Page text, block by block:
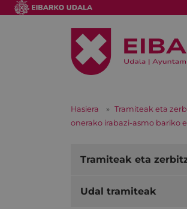
Hasiera Tramiteak eta
onerako irabazi-asmo bariko
Tramiteak eta
Udal tramiteak